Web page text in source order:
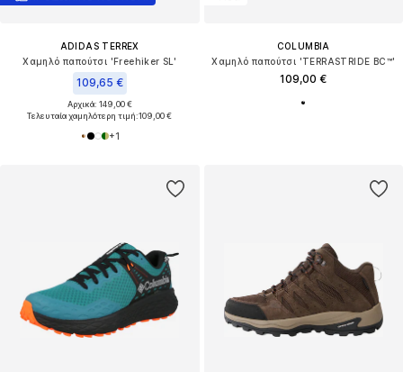
ADIDAS TERREX
Χαμηλό παπούτσι 'Freehiker SL'
109,65 €
Αρχικά: 149,00 €
Τελευταία χαμηλότερη τιμή:109,00 €
+1
COLUMBIA
Χαμηλό παπούτσι 'TERRASTRIDE BC™'
109,00 €